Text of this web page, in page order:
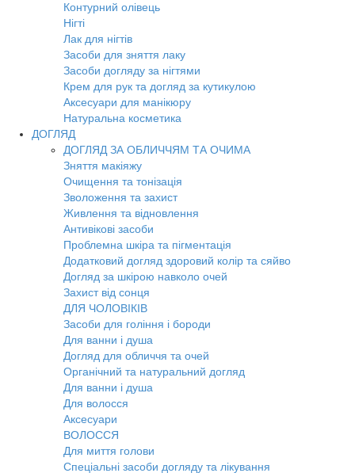
Контурний олівець
Нігті
Лак для нігтів
Засоби для зняття лаку
Засоби догляду за нігтями
Крем для рук та догляд за кутикулою
Аксесуари для манікюру
Натуральна косметика
ДОГЛЯД
ДОГЛЯД ЗА ОБЛИЧЧЯМ ТА ОЧИМА
Зняття макіяжу
Очищення та тонізація
Зволоження та захист
Живлення та відновлення
Антивікові засоби
Проблемна шкіра та пігментація
Додатковий догляд здоровий колір та сяйво
Догляд за шкірою навколо очей
Захист від сонця
ДЛЯ ЧОЛОВІКІВ
Засоби для гоління і бороди
Для ванни і душа
Догляд для обличчя та очей
Органічний та натуральний догляд
Для ванни і душа
Для волосся
Аксесуари
ВОЛОССЯ
Для миття голови
Спеціальні засоби догляду та лікування